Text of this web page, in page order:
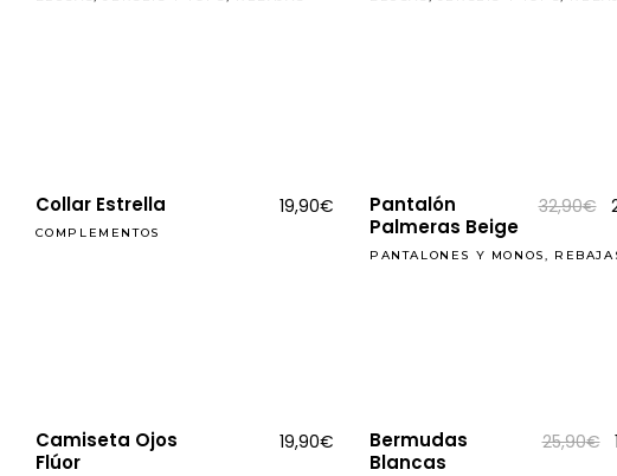
actual
Collar Estrella 19,90€
COMPLEMENTOS
REBAJAS
Pantalón
Palmeras Beige
32,90€
PANTALONES Y MONOS
Camiseta Ojos
Flúor
19,90€ REBAJAS
Bermudas
Blancas
25,90€